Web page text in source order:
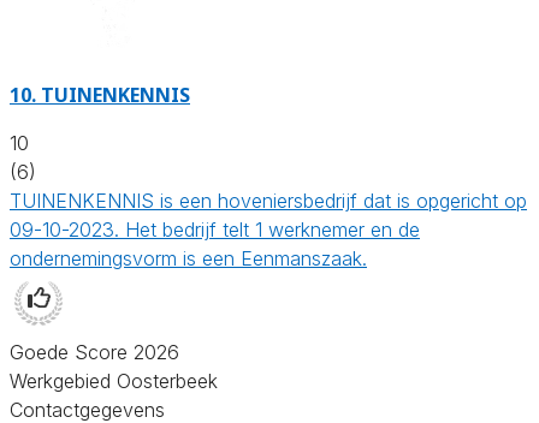
10. TUINENKENNIS
10
(6)
TUINENKENNIS is een hoveniersbedrijf dat is opgericht op
09-10-2023. Het bedrijf telt 1 werknemer en de
ondernemingsvorm is een Eenmanszaak.
Goede Score 2026
Werkgebied Oosterbeek
Contactgegevens